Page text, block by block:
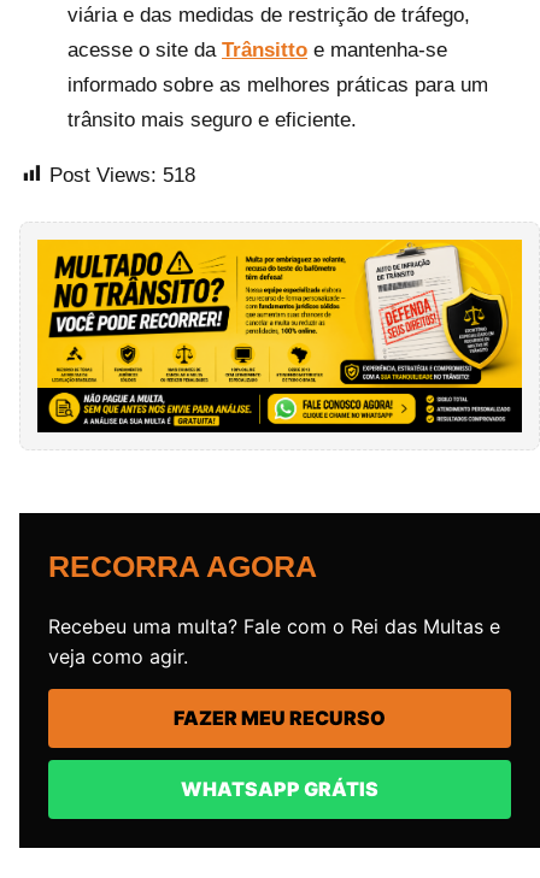
viária e das medidas de restrição de tráfego,
acesse o site da Trânsitto e mantenha-se
informado sobre as melhores práticas para um
trânsito mais seguro e eficiente.
Post Views: 518
RECORRA AGORA
Recebeu uma multa? Fale com o Rei das Multas e
veja como agir.
FAZER MEU RECURSO
WHATSAPP GRÁTIS